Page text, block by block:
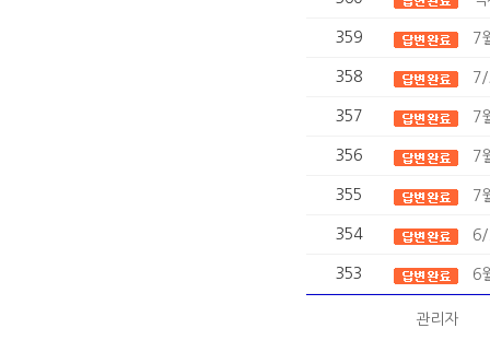
359 7
358 7/
357 7
356 7
355 7
354 6/
353 6
관리자